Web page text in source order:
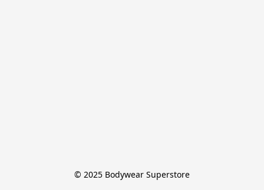
© 2025 Bodywear Superstore